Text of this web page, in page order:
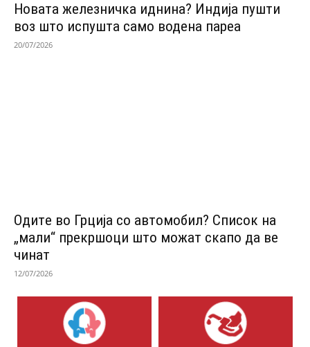
Новата железничка иднина? Индија пушти
воз што испушта само водена пареа
20/07/2026
Одитe во Грција со автомобил? Список на
„мали“ прекршоци што можат скапо да ве
чинат
12/07/2026